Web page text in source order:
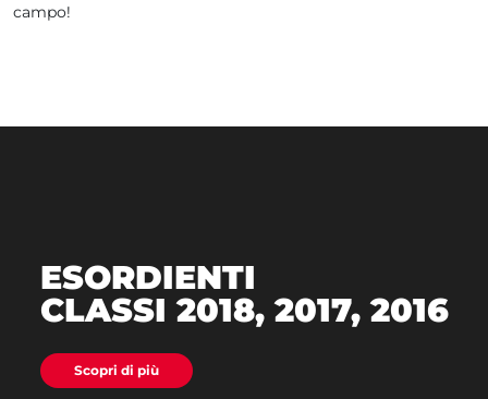
campo!
ESORDIENTI
CLASSI 2018, 2017, 2016
Scopri di più